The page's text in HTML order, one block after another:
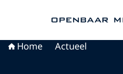
Home Actueel